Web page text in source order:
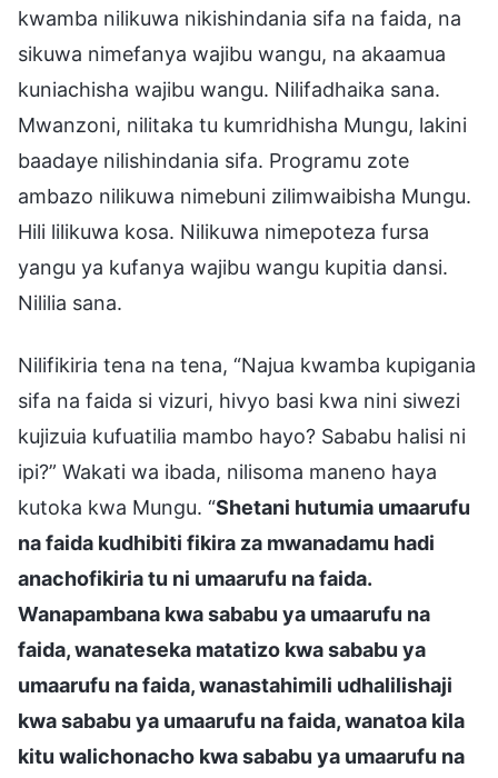
kwamba nilikuwa nikishindania sifa na faida, na
sikuwa nimefanya wajibu wangu, na akaamua
kuniachisha wajibu wangu. Nilifadhaika sana.
Mwanzoni, nilitaka tu kumridhisha Mungu, lakini
baadaye nilishindania sifa. Programu zote
ambazo nilikuwa nimebuni zilimwaibisha Mungu.
Hili lilikuwa kosa. Nilikuwa nimepoteza fursa
yangu ya kufanya wajibu wangu kupitia dansi.
Nililia sana.
Nilifikiria tena na tena, “Najua kwamba kupigania
sifa na faida si vizuri, hivyo basi kwa nini siwezi
kujizuia kufuatilia mambo hayo? Sababu halisi ni
ipi?” Wakati wa ibada, nilisoma maneno haya
kutoka kwa Mungu. “Shetani hutumia umaarufu
na faida kudhibiti fikira za mwanadamu hadi
anachofikiria tu ni umaarufu na faida.
Wanapambana kwa sababu ya umaarufu na
faida, wanateseka matatizo kwa sababu ya
umaarufu na faida, wanastahimili udhalilishaji
kwa sababu ya umaarufu na faida, wanatoa kila
kitu walichonacho kwa sababu ya umaarufu na